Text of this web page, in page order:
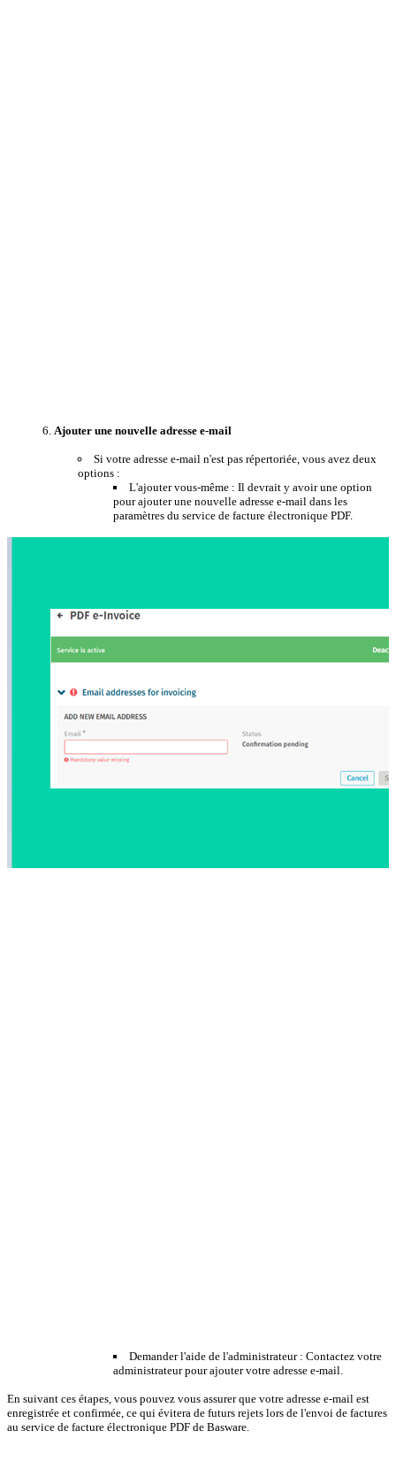
Ajouter une nouvelle adresse e-mail
Si votre adresse e-mail n'est pas répertoriée, vous avez deux
options :
L'ajouter vous-même : Il devrait y avoir une option
pour ajouter une nouvelle adresse e-mail dans les
paramètres du service de facture électronique PDF.
Demander l'aide de l'administrateur : Contactez votre
administrateur pour ajouter votre adresse e-mail.
En suivant ces étapes, vous pouvez vous assurer que votre adresse e-mail est
enregistrée et confirmée, ce qui évitera de futurs rejets lors de l'envoi de factures
au service de facture électronique PDF de Basware.